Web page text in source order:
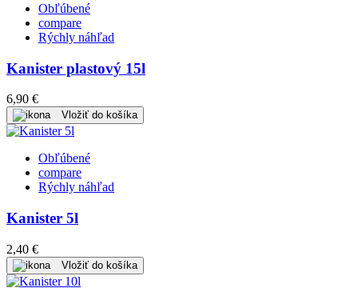
Obľúbené
compare
Rýchly náhľad
Kanister plastový 15l
6,90 €
Vložiť do košíka
Obľúbené
compare
Rýchly náhľad
Kanister 5l
2,40 €
Vložiť do košíka